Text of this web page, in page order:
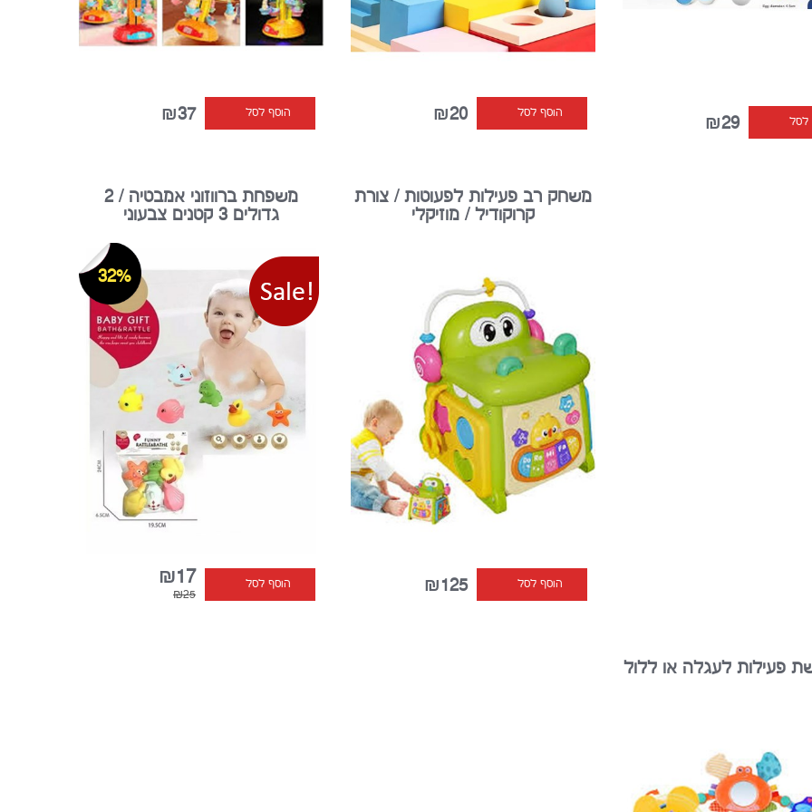
לסל ₪29
הוסף לסל ₪20 הוסף לסל ₪37
משחק רב פעילות לפעוטות / צורת
קרוקודיל / מוזיקלי
הוסף לסל ₪125
משפחת ברווזוני אמבטיה / 2
גדולים 3 קטנים צבעוני
32%
הוסף לסל ₪17
₪25
פעילות לעגלה או ללול